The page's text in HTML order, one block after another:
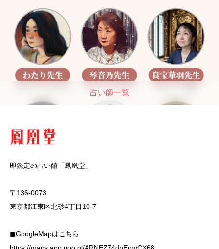
占い師一覧
即鑑定の占い館「鳳凰堂」
〒136-0073
東京都江東区北砂4丁目10-7
◼︎GoogleMapはこちら
https://maps.app.goo.gl/ARNEZ74dnEorvCX68